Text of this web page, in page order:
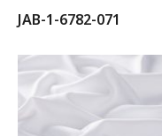
JAB-1-6782-071